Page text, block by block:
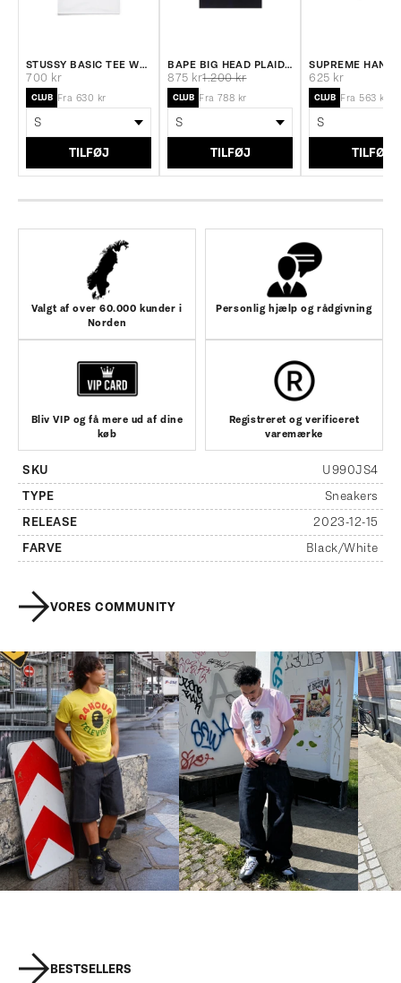
STUSSY BASIC TEE WHITE
Salgspris
700 kr
CLUB Fra 630 kr
TILFØJ
BAPE BIG HEAD PLAID T-SHIRT BLACK
Salgspris
875 krNormalpris
1.200 kr
CLUB Fra 788 kr
TILFØJ
Salgspris
625 kr
CLUB Fra 563 kr
TILFØJ
Valgt af over 60.000 kunder i
Norden
Personlig hjælp og rådgivning
Bliv VIP og få mere ud af dine
køb
Registreret og verificeret
varemærke
SKU
U990JS4
TYPE
Sneakers
RELEASE
2023-12-15
FARVE
Black/White
VORES COMMUNITY
BESTSELLERS